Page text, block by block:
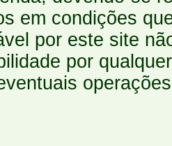
em condições
por este site
por